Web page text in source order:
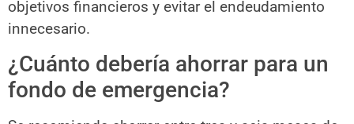
objetivos financieros y evitar el endeudamiento
innecesario.
¿Cuánto debería ahorrar para un
fondo de emergencia?